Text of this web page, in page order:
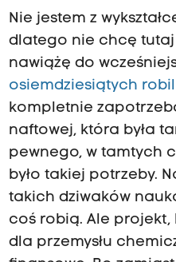
Nie jestem z
dlatego nie chcę tutaj
nawiążę do
osiemdziesiątych
kompletnie
naftowej, która była
pewnego, w tamtych
było takiej potrzeby.
takich dziwaków
coś robią. Ale
dla przemysłu